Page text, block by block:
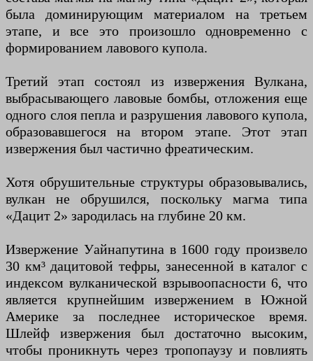
была доминирующим материалом на третьем
этапе, и все это произошло одновременно с
формированием лавового купола.
Третий этап состоял из извержения Вулкана,
выбрасывающего лавовые бомбы, отложения еще
одного слоя пепла и разрушения лавового купола,
образовавшегося на втором этапе. Этот этап
извержения был частично фреатическим.
Хотя обрушительные структуры образовывались,
вулкан не обрушился, поскольку магма типа
«Дацит 2» зародилась на глубине 20 км.
Извержение Уайнапутина в 1600 году произвело
30 км³ дацитовой тефры, занесенной в каталог с
индексом вулканической взрывоопасности 6, что
является крупнейшим извержением в Южной
Америке за последнее историческое время.
Шлейф извержения был достаточно высоким,
чтобы проникнуть через тропопаузу и повлиять